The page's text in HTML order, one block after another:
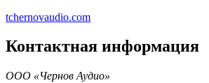
tchernovaudio.com
Контактная информация
ООО «Чернов Аудио»